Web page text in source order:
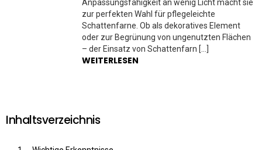
Anpassungsfähigkeit an wenig Licht macht sie
zur perfekten Wahl für pflegeleichte
Schattenfarne. Ob als dekoratives Element
oder zur Begrünung von ungenutzten Flächen
– der Einsatz von Schattenfarn […]
WEITERLESEN
Inhaltsverzeichnis